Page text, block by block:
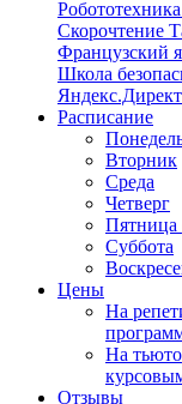
Робототехника
Скорочтение
Французский
Школа
Яндекс.Директ
Расписание
Вторник
Среда
Четверг
Пятница
Суббота
Цены
На
На
Отзывы